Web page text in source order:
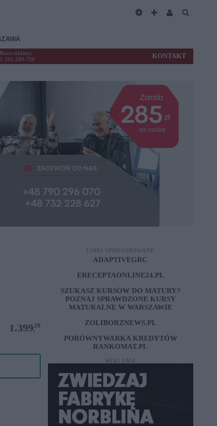
Biuro reklamy
502-280-720
KONTAKT
1.399,
20
LINKI SPONSOROWANE
ADAPTIVEGRC
ERECEPTAONLINE24.PL
SZUKASZ KURSÓW DO MATURY?
POZNAJ SPRAWDZONE KURSY
MATURALNE W WARSZAWIE
ZOLIBORZNEWS.PL
PORÓWNYWARKA KREDYTÓW
RANKOMAT.PL
REKLAMA